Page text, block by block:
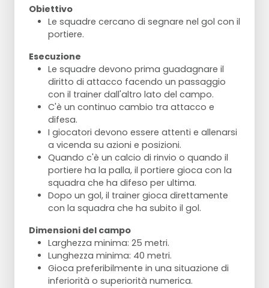
Obiettivo
Le squadre cercano di segnare nel gol con il
portiere.
Esecuzione
Le squadre devono prima guadagnare il
diritto di attacco facendo un passaggio
con il trainer dall'altro lato del campo.
C'è un continuo cambio tra attacco e
difesa.
I giocatori devono essere attenti e allenarsi
a vicenda su azioni e posizioni.
Quando c'è un calcio di rinvio o quando il
portiere ha la palla, il portiere gioca con la
squadra che ha difeso per ultima.
Dopo un gol, il trainer gioca direttamente
con la squadra che ha subito il gol.
Dimensioni del campo
Larghezza minima: 25 metri.
Lunghezza minima: 40 metri.
Gioca preferibilmente in una situazione di
inferiorità o superiorità numerica.